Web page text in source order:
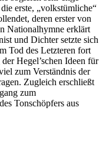
erste, „volkstümliche“
deren erster von
Nationalhymne erklärt
und Dichter setzte sich
Tod des Letzteren fort
Hegel’schen Ideen für
zum Verständnis der
Zugleich erschließt
zum
Tonschöpfers aus